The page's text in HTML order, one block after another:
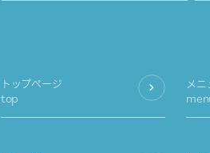
トップページ
top
メ